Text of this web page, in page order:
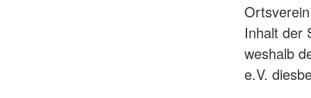
Inhalt der
weshalb
e.V.